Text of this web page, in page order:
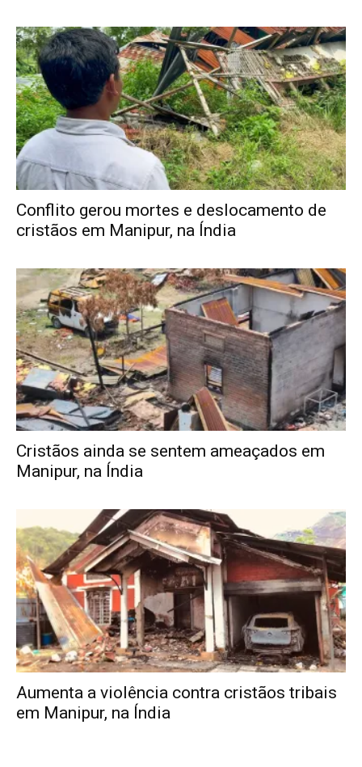
Conflito gerou mortes e deslocamento de
cristãos em Manipur, na Índia
Cristãos ainda se sentem ameaçados em
Manipur, na Índia
Aumenta a violência contra cristãos tribais
em Manipur, na Índia